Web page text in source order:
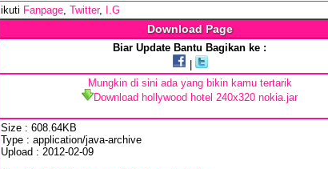
ikuti Fanpage, Twitter, I.G
Download Page
Biar Update Bantu Bagikan ke :
Mungkin di sini ada yang bikin kamu tertarik
Download hollywood hotel 240x320 nokia.jar
Size : 608.64KB
Type : application/java-archive
Upload : 2012-02-09